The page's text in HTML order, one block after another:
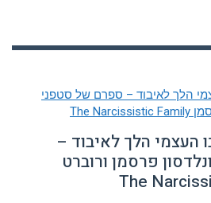
הלך לאיבוד –
פרסמן ורוברט